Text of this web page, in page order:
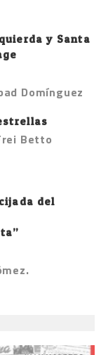
y Santa
Domínguez
Betto
del